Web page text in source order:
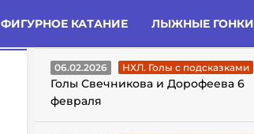
ФИГУРНОЕ КАТАНИЕ ЛЫЖНЫЕ ГОНКИ
ГОЛЫ С ПОДСКАЗКАМИ
06.02.2026 НХЛ. Голы с подсказками
Голы Свечникова и Дорофеева 6
февраля